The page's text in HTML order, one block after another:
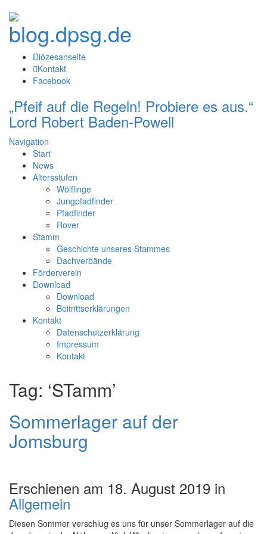
Diözesanseite
Kontakt
Facebook
„Pfeif auf die Regeln! Probiere es aus.“
Lord Robert Baden-Powell
Navigation
Start
News
Altersstufen
Wölflinge
Jungpfadfinder
Pfadfinder
Rover
Stamm
Geschichte unseres Stammes
Dachverbände
Förderverein
Download
Download
Beitrittserklärungen
Kontakt
Datenschutzerklärung
Impressum
Kontakt
Tag: ‘STamm’
Sommerlager auf der
Jomsburg
Erschienen am 18. August 2019 in
Allgemein
Diesen Sommer verschlug es uns für unser Sommerlager auf die